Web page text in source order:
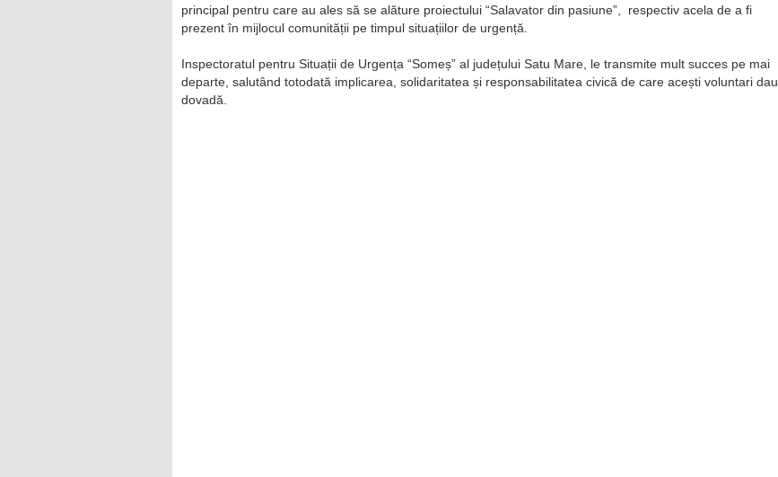
principal pentru care au ales să se alăture proiectului “Salavator din pasiune”, respectiv acela de a fi
prezent în mijlocul comunității pe timpul situațiilor de urgență.
Inspectoratul pentru Situații de Urgența “Someș” al județului Satu Mare, le transmite mult succes pe mai
departe, salutând totodată implicarea, solidaritatea și responsabilitatea civică de care acești voluntari dau
dovadă.